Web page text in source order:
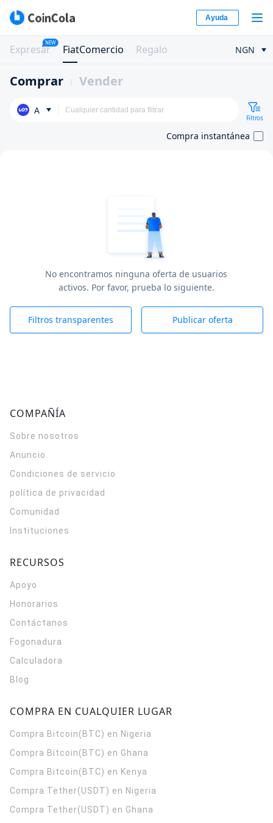
Ayuda
Expresar
NEW
FiatComercio Regalo NGN
Comprar Vender
A
Filtros
Compra instantánea
No encontramos ninguna oferta de usuarios
activos. Por favor, prueba lo siguiente.
Filtros transparentes Publicar oferta
COMPAÑÍA
Sobre nosotros
Anuncio
Condiciones de servicio
política de privacidad
Comunidad
Instituciones
RECURSOS
Apoyo
Honorarios
Contáctanos
Fogonadura
Calculadora
Blog
COMPRA EN CUALQUIER LUGAR
Compra Bitcoin(BTC) en Nigeria
Compra Bitcoin(BTC) en Ghana
Compra Bitcoin(BTC) en Kenya
Compra Tether(USDT) en Nigeria
Compra Tether(USDT) en Ghana